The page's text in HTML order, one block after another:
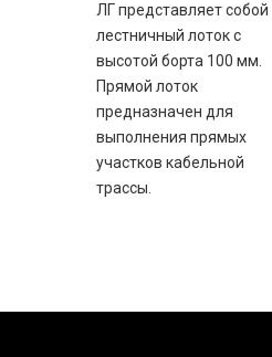
ЛГ представляет собой
лестничный лоток с
высотой борта 100 мм.
Прямой лоток
предназначен для
выполнения прямых
участков кабельной
трассы.